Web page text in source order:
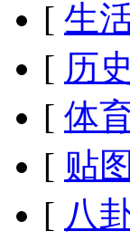
[ 生
[ 历史
[ 体
[ 贴图
[ 八